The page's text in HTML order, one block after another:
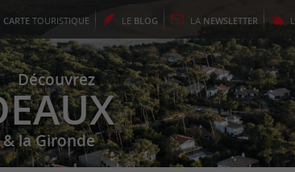
CARTE TOURISTIQUE LE BLOG LA NEWSLETTER
Découvrez
& la Gironde